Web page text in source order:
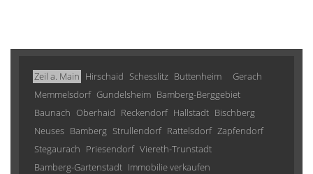
Zeil a. Main Hirschaid Schesslitz Buttenheim
Gerach
Memmelsdorf Gundelsheim Bamberg-Berggebiet
Baunach Oberhaid Reckendorf Hallstadt Bischberg
Neuses Bamberg Strullendorf Rattelsdorf Zapfendorf
Stegaurach Priesendorf Viereth-Trunstadt
Bamberg-Gartenstadt Immobilie verkaufen